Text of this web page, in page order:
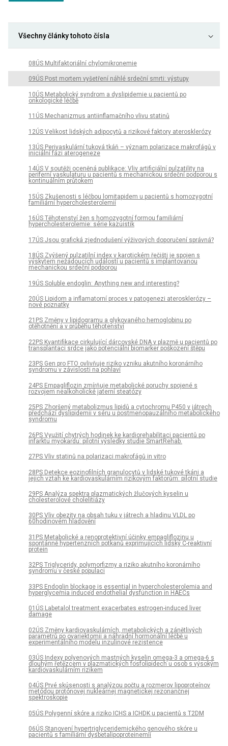
Všechny články tohoto čísla
08ÚS Multifaktoriální chylomikronemie
09ÚS Post mortem vyšetření náhlé srdeční smrti: výstupy
10ÚS Metabolický syndrom a dyslipidemie u pacientů po
onkologické léčbě
11ÚS Mechanizmus antiinflamačního vlivu statinů
12ÚS Velikost lidských adipocytů a rizikové faktory aterosklerózy
13ÚS Perivaskulární tuková tkáň – význam polarizace makrofágů v
iniciální fázi aterogeneze
14ÚS V soutěži oceněná publikace: Vliv artificiální pulzatility na
periferní vaskulaturu u pacientů s mechanickou srdeční podporou s
kontinuálním průtokem
15ÚS Zkušenosti s léčbou lomitapidem u pacientů s homozygotní
familiární hypercholesterolemií
16ÚS Těhotenství žen s homozygotní formou familiární
hypercholesterolemie: série kazuistik
17ÚS Jsou grafická zjednodušení výživových doporučení správná?
18ÚS Zvýšený pulzatilní index v karotickém řečišti je spojen s
výskytem nežádoucích událostí u pacientů s implantovanou
mechanickou srdeční podporou
19ÚS Soluble endoglin: Anything new and interesting?
20ÚS Lipidom a inflamatorní proces v patogenezi aterosklerózy –
nové poznatky
21PS Změny v lipidogramu a glykovaného hemoglobinu po
otěhotnění a v průběhu těhotenství
22PS Kvantifikace cirkulující dárcovské DNA v plazmě u pacientů po
transplantaci srdce jako potenciální biomarker poškození štěpu
23PS Gen pro FTO ovlivňuje riziko vzniku akutního koronárního
syndromu v závislosti na pohlaví
24PS Empagliflozin zmírňuje metabolické poruchy spojené s
rozvojem nealkoholické jaterní steatózy
25PS Zhoršený metabolizmus lipidů a cytochromu P450 v játrech
předchází dyslipidemii v séru u postmenopauzálního metabolického
syndromu
26PS Využití chytrých hodinek ke kardiorehabilitaci pacientů po
infarktu myokardu: pilotní výsledky studie SmartRehab.
27PS Vliv statinů na polarizaci makrofágů in vitro
28PS Detekce eozinofilních granulocytů v lidské tukové tkáni a
jejich vztah ke kardiovaskulárním rizikovým faktorům: pilotní studie
29PS Analýza spektra plazmatických žlučových kyselin u
cholesterolové cholelitiázy
30PS Vliv obezity na obsah tuku v játrech a hladinu VLDL po
60hodinovém hladovění
31PS Metabolické a renoprotektivní účinky empagliflozinu u
spontánně hypertenzních potkanů exprimujících lidský C-reaktivní
protein
32PS Triglyceridy, polymorfizmy a riziko akutního koronárního
syndromu v české populaci
33PS Endoglin blockage is essential in hypercholesterolemia and
hyperglycemia induced endothelial dysfunction in HAECs
01ÚS Labetalol treatment exacerbates estrogen-induced liver
damage
02ÚS Změny kardiovaskulárních, metabolických a zánětlivých
parametrů po ovariektomii a náhradní hormonální léčbě u
experimentálního modelu inzulinové rezistence
03ÚS Indexy polyenových mastných kyselin omega-3 a omega-6 s
dlouhým řetězcem v plazmatických fosfolipidech u osob s vysokým
kardiovaskulárním rizikem
04ÚS Prvé skúsenosti s analýzou počtu a rozmerov lipoproteínov
metódou protónovej nukleárnej magnetickej rezonančnej
spektroskopie
05ÚS Polygenní skóre a riziko ICHS a ICHDK u pacientů s T2DM
06ÚS Stanovení hypertriglyceridemického genového skóre u
pacientů s familiární dysbetalipoproteinemií